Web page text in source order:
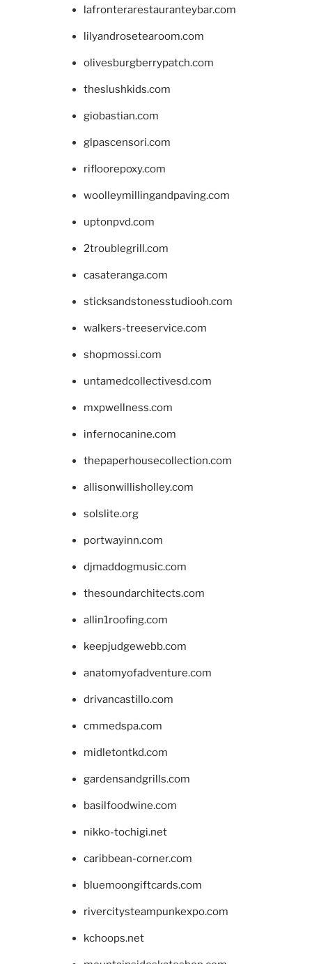
lafronterarestauranteybar.com
lilyandrosetearoom.com
olivesburgberrypatch.com
theslushkids.com
giobastian.com
glpascensori.com
rifloorepoxy.com
woolleymillingandpaving.com
uptonpvd.com
2troublegrill.com
casateranga.com
sticksandstonesstudiooh.com
walkers-treeservice.com
shopmossi.com
untamedcollectivesd.com
mxpwellness.com
infernocanine.com
thepaperhousecollection.com
allisonwillisholley.com
solslite.org
portwayinn.com
djmaddogmusic.com
thesoundarchitects.com
allin1roofing.com
keepjudgewebb.com
anatomyofadventure.com
drivancastillo.com
cmmedspa.com
midletontkd.com
gardensandgrills.com
basilfoodwine.com
nikko-tochigi.net
caribbean-corner.com
bluemoongiftcards.com
rivercitysteampunkexpo.com
kchoops.net